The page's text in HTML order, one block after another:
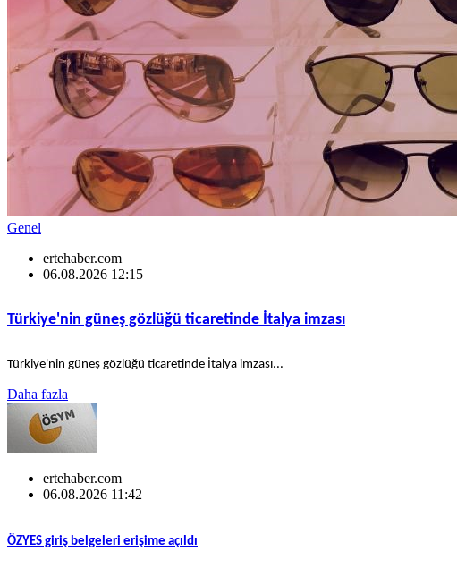
Genel
ertehaber.com
06.08.2026 12:15
Türkiye'nin güneş gözlüğü ticaretinde İtalya imzası
Türkiye'nin güneş gözlüğü ticaretinde İtalya imzası...
Daha fazla
ertehaber.com
06.08.2026 11:42
ÖZYES giriş belgeleri erişime açıldı